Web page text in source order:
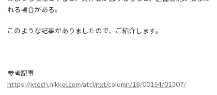
れる場合がある。
このような記事がありましたので、ご紹介します。
参考記事
https://xtech.nikkei.com/atcl/nxt/column/18/00154/01307/